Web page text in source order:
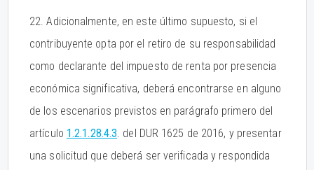
22. Adicionalmente, en este último supuesto, si el
contribuyente opta por el retiro de su responsabilidad
como declarante del impuesto de renta por presencia
económica significativa, deberá encontrarse en alguno
de los escenarios previstos en parágrafo primero del
artículo 1.2.1.28.4.3. del DUR 1625 de 2016, y presentar
una solicitud que deberá ser verificada y respondida